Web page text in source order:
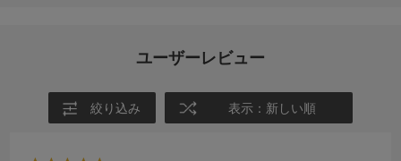
ユーザーレビュー
絞り込み 表示：新しい順